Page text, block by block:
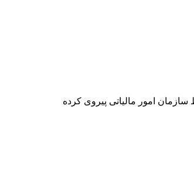
سازمان امور مالیاتی پیروی کرده